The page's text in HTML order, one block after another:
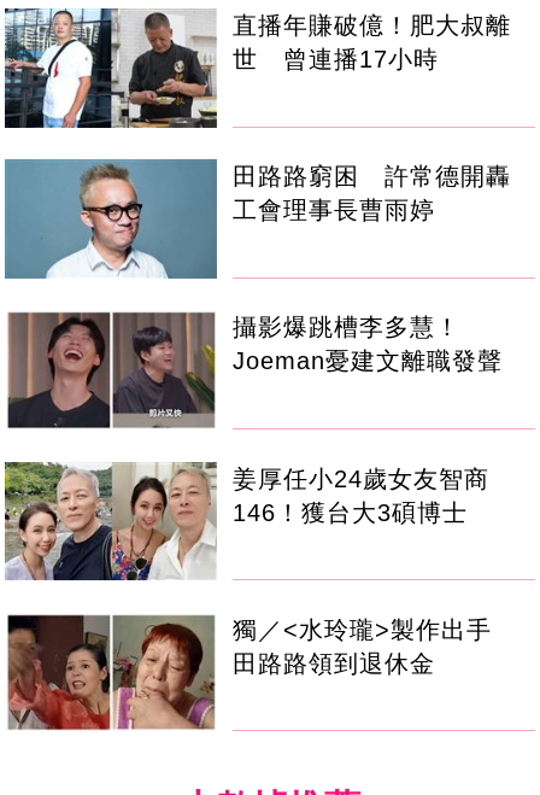
直播年賺破億！肥大叔離
世 曾連播17小時
田路路窮困 許常德開轟
工會理事長曹雨婷
攝影爆跳槽李多慧！
Joeman憂建文離職發聲
姜厚任小24歲女友智商
146！獲台大3碩博士
獨／<水玲瓏>製作出手
田路路領到退休金